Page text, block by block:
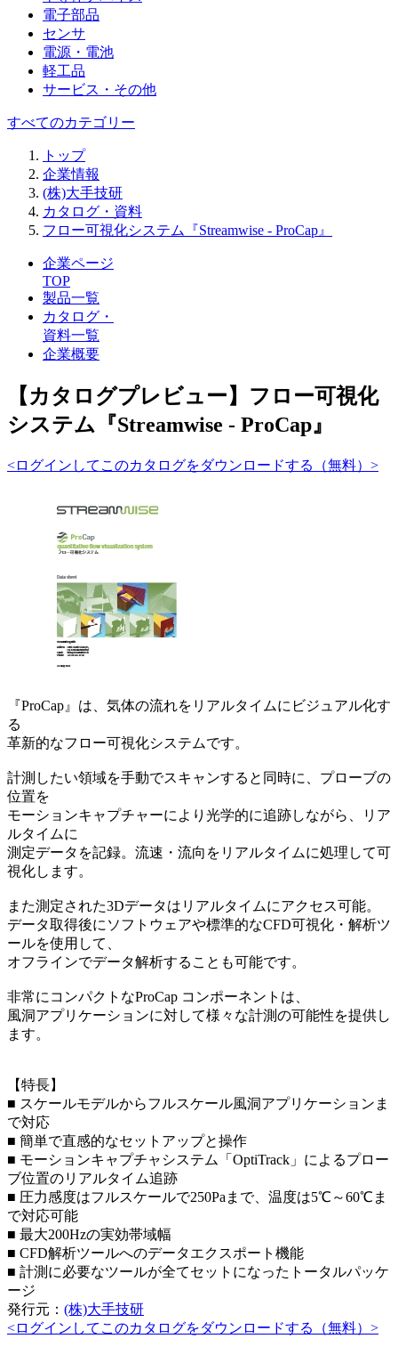
電子部品
センサ
電源・電池
軽工品
サービス・その他
すべてのカテゴリー
トップ
企業情報
(株)大手技研
カタログ・資料
フロー可視化システム『Streamwise - ProCap』
企業ページ
TOP
製品一覧
カタログ・
資料一覧
企業概要
【カタログプレビュー】フロー可視化
システム『Streamwise - ProCap』
<ログインしてこのカタログをダウンロードする（無料）>
『ProCap』は、気体の流れをリアルタイムにビジュアル化す
る
革新的なフロー可視化システムです。
計測したい領域を手動でスキャンすると同時に、プローブの
位置を
モーションキャプチャーにより光学的に追跡しながら、リア
ルタイムに
測定データを記録。流速・流向をリアルタイムに処理して可
視化します。
また測定された3Dデータはリアルタイムにアクセス可能。
データ取得後にソフトウェアや標準的なCFD可視化・解析ツ
ールを使用して、
オフラインでデータ解析することも可能です。
非常にコンパクトなProCap コンポーネントは、
風洞アプリケーションに対して様々な計測の可能性を提供し
ます。
【特長】
■ スケールモデルからフルスケール風洞アプリケーションま
で対応
■ 簡単で直感的なセットアップと操作
■ モーションキャプチャシステム「OptiTrack」によるプロー
ブ位置のリアルタイム追跡
■ 圧力感度はフルスケールで250Paまで、温度は5℃～60℃ま
で対応可能
■ 最大200Hzの実効帯域幅
■ CFD解析ツールへのデータエクスポート機能
■ 計測に必要なツールが全てセットになったトータルパッケ
ージ
発行元： (株)大手技研
<ログインしてこのカタログをダウンロードする（無料）>